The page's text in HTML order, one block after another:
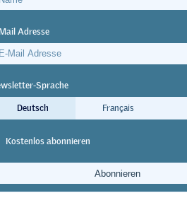
Adresse
Sprache
Deutsch
Français
Kostenlos abonnieren